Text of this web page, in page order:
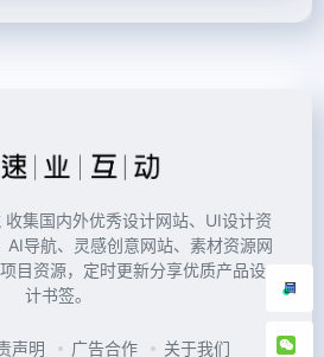
收集国内外优秀设计网站、UI设计资
AI导航、灵感创意网站、素材资源网
目资源，定时更新分享优质产品设
计书签。
声明 广告合作 关于我们